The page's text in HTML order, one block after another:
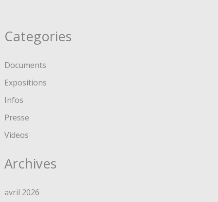
Categories
Documents
Expositions
Infos
Presse
Videos
Archives
avril 2026